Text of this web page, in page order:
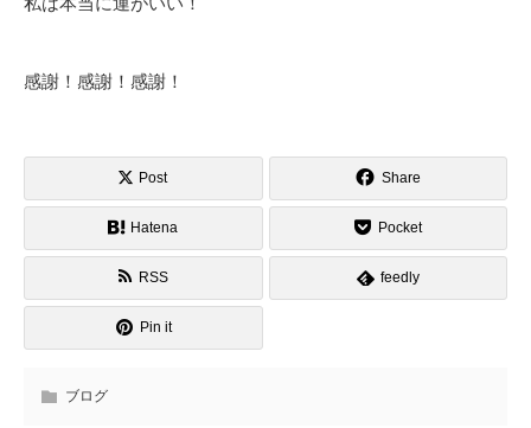
感謝！感謝！感謝！
Post Share
Hatena Pocket
RSS feedly
Pin it
ブログ